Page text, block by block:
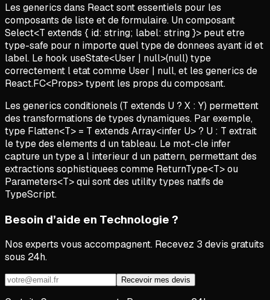
Les generics dans React sont essentiels pour les
composants de liste et de formulaire. Un composant
Select<T extends { id: string; label: string }> peut etre
type-safe pour n importe quel type de donnees ayant id et
label. Le hook useState<User | null>(null) type
correctement l etat comme User | null, et les generics de
React.FC<Props> typent les props du composant.
Les generics conditionels (T extends U ? X : Y) permettent
des transformations de types dynamiques. Par exemple,
type Flatten<T> = T extends Array<infer U> ? U : T extrait
le type des elements d un tableau. Le mot-cle infer
capture un type a l interieur d un pattern, permettant des
extractions sophistiquees comme ReturnType<T> ou
Parameters<T> qui sont des utility types natifs de
TypeScript.
Besoin d’aide en Technologie ?
Nos experts vous accompagnent. Recevez 3 devis gratuits
sous 24h.
Recevoir mes devis